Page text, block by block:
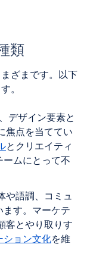
類
ざまです。以下
。
デザイン要素と
焦点を当ててい
とクリエイティ
ムにとって不
や語調、コミュ
す。マーケテ
客とやり取りす
ション文化を維